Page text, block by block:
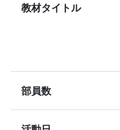
教材タイトル
部員数